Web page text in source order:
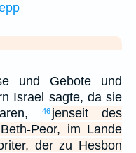
und Gebote und
Israel sagte, da sie
46 jenseit des
Peor, im Lande
der zu Hesbon